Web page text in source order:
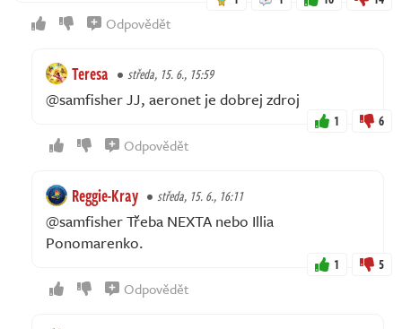
Odpovědět
Teresa středa, 15. 6., 15:59
@samfisher JJ, aeronet je dobrej zdroj
1 6
Odpovědět
Reggie-Kray středa, 15. 6., 16:11
@samfisher Třeba NEXTA nebo Illia
Ponomarenko.
1 5
Odpovědět